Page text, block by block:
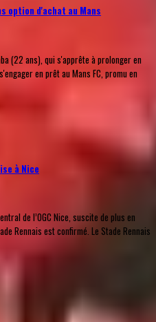
option d'achat au Mans
(22 ans), qui s'apprête à prolonger en
en prêt au Mans FC, promu en
à Nice
de l’OGC Nice, suscite de plus en
Rennais est confirmé. Le Stade Rennais